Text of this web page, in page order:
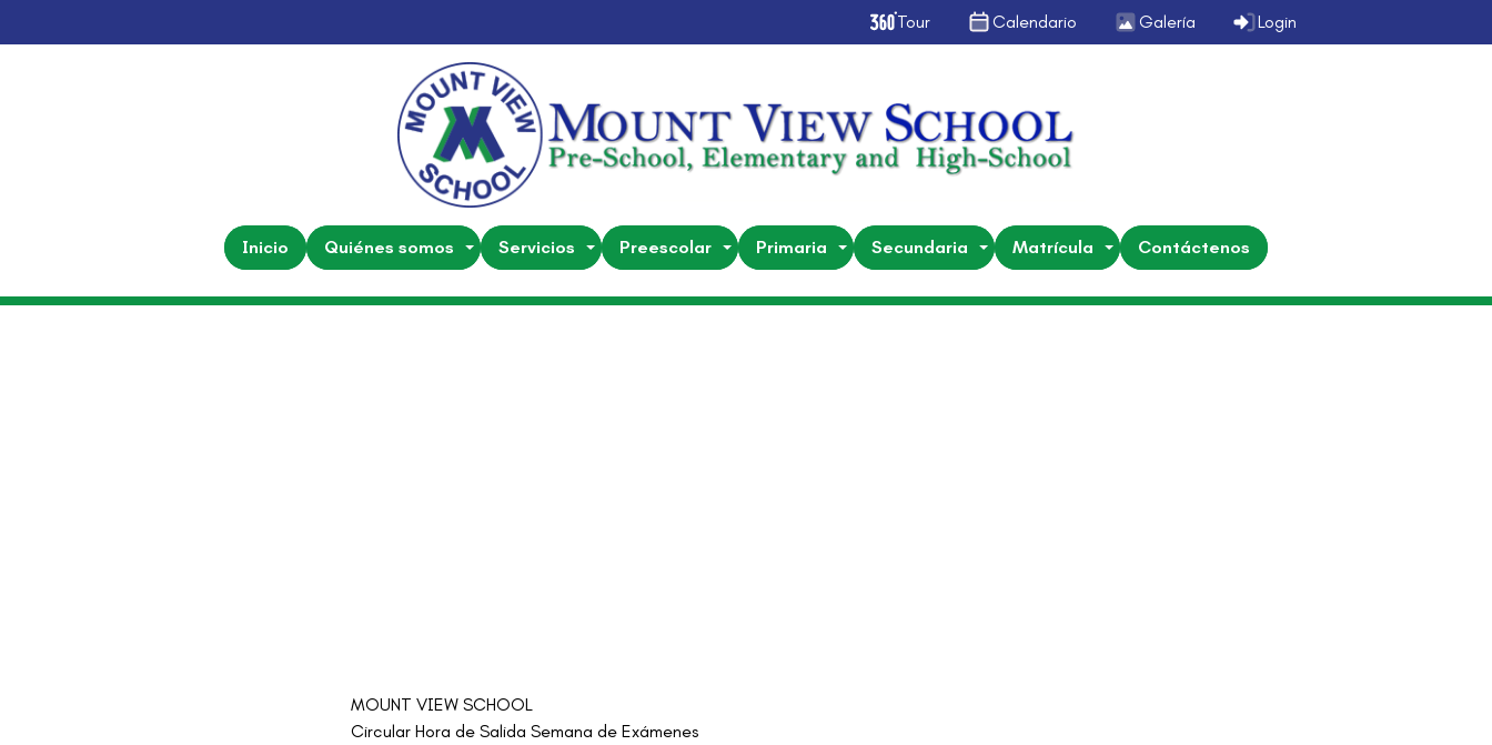
Tour Calendario Galería Login
Inicio Quiénes somos Servicios Preescolar Primaria Secundaria Matrícula Contáctenos
MOUNT VIEW SCHOOL
Circular Hora de Salida Semana de Exámenes